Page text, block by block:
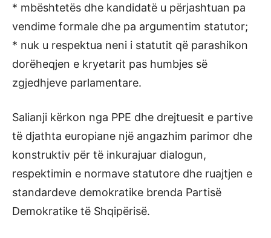
* mbështetës dhe kandidatë u përjashtuan pa
vendime formale dhe pa argumentim statutor;
* nuk u respektua neni i statutit që parashikon
dorëheqjen e kryetarit pas humbjes së
zgjedhjeve parlamentare.
Salianji kërkon nga PPE dhe drejtuesit e partive
të djathta europiane një angazhim parimor dhe
konstruktiv për të inkurajuar dialogun,
respektimin e normave statutore dhe ruajtjen e
standardeve demokratike brenda Partisë
Demokratike të Shqipërisë.